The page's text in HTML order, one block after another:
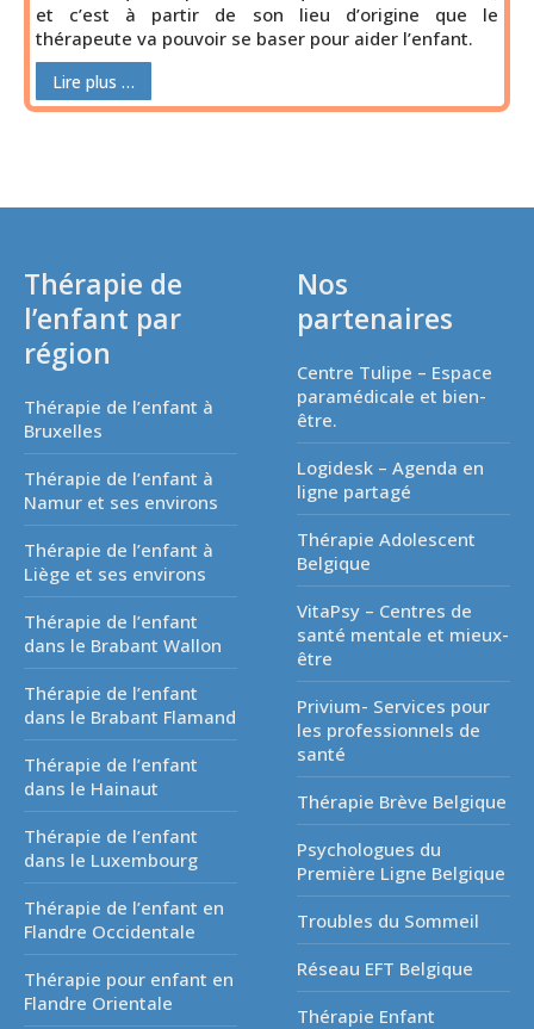
et c’est à partir de son lieu d’origine que le
thérapeute va pouvoir se baser pour aider l’enfant.
Lire plus …
Thérapie de
l’enfant par
région
Thérapie de l’enfant à
Bruxelles
Thérapie de l’enfant à
Namur et ses environs
Thérapie de l’enfant à
Liège et ses environs
Thérapie de l’enfant
dans le Brabant Wallon
Thérapie de l’enfant
dans le Brabant Flamand
Thérapie de l’enfant
dans le Hainaut
Thérapie de l’enfant
dans le Luxembourg
Thérapie de l’enfant en
Flandre Occidentale
Thérapie pour enfant en
Flandre Orientale
Nos
partenaires
Centre Tulipe – Espace
paramédicale et bien-
être.
Logidesk – Agenda en
ligne partagé
Thérapie Adolescent
Belgique
VitaPsy – Centres de
santé mentale et mieux-
être
Privium- Services pour
les professionnels de
santé
Thérapie Brève Belgique
Psychologues du
Première Ligne Belgique
Troubles du Sommeil
Réseau EFT Belgique
Thérapie Enfant